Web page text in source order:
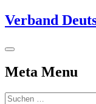
Verband
Meta Menu